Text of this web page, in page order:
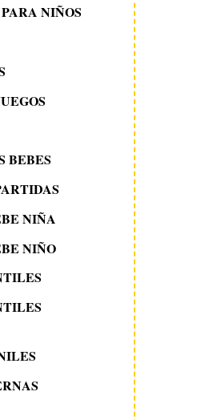
NIÑOS
BEBES
NIÑA
NIÑO